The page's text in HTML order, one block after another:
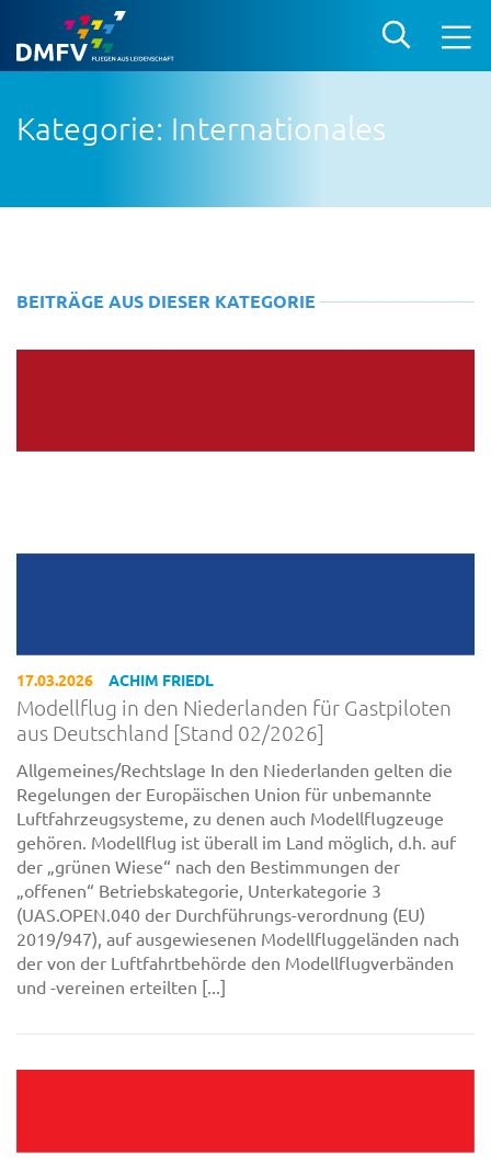
Kategorie: Internationales
BEITRÄGE AUS DIESER KATEGORIE
17.03.2026 ACHIM FRIEDL
Modellflug in den Niederlanden für Gastpiloten
aus Deutschland [Stand 02/2026]
Allgemeines/Rechtslage In den Niederlanden gelten die
Regelungen der Europäischen Union für unbemannte
Luftfahrzeugsysteme, zu denen auch Modellflugzeuge
gehören. Modellflug ist überall im Land möglich, d.h. auf
der „grünen Wiese“ nach den Bestimmungen der
„offenen“ Betriebskategorie, Unterkategorie 3
(UAS.OPEN.040 der Durchführungs-verordnung (EU)
2019/947), auf ausgewiesenen Modellfluggeländen nach
der von der Luftfahrtbehörde den Modellflugverbänden
und -vereinen erteilten [...]